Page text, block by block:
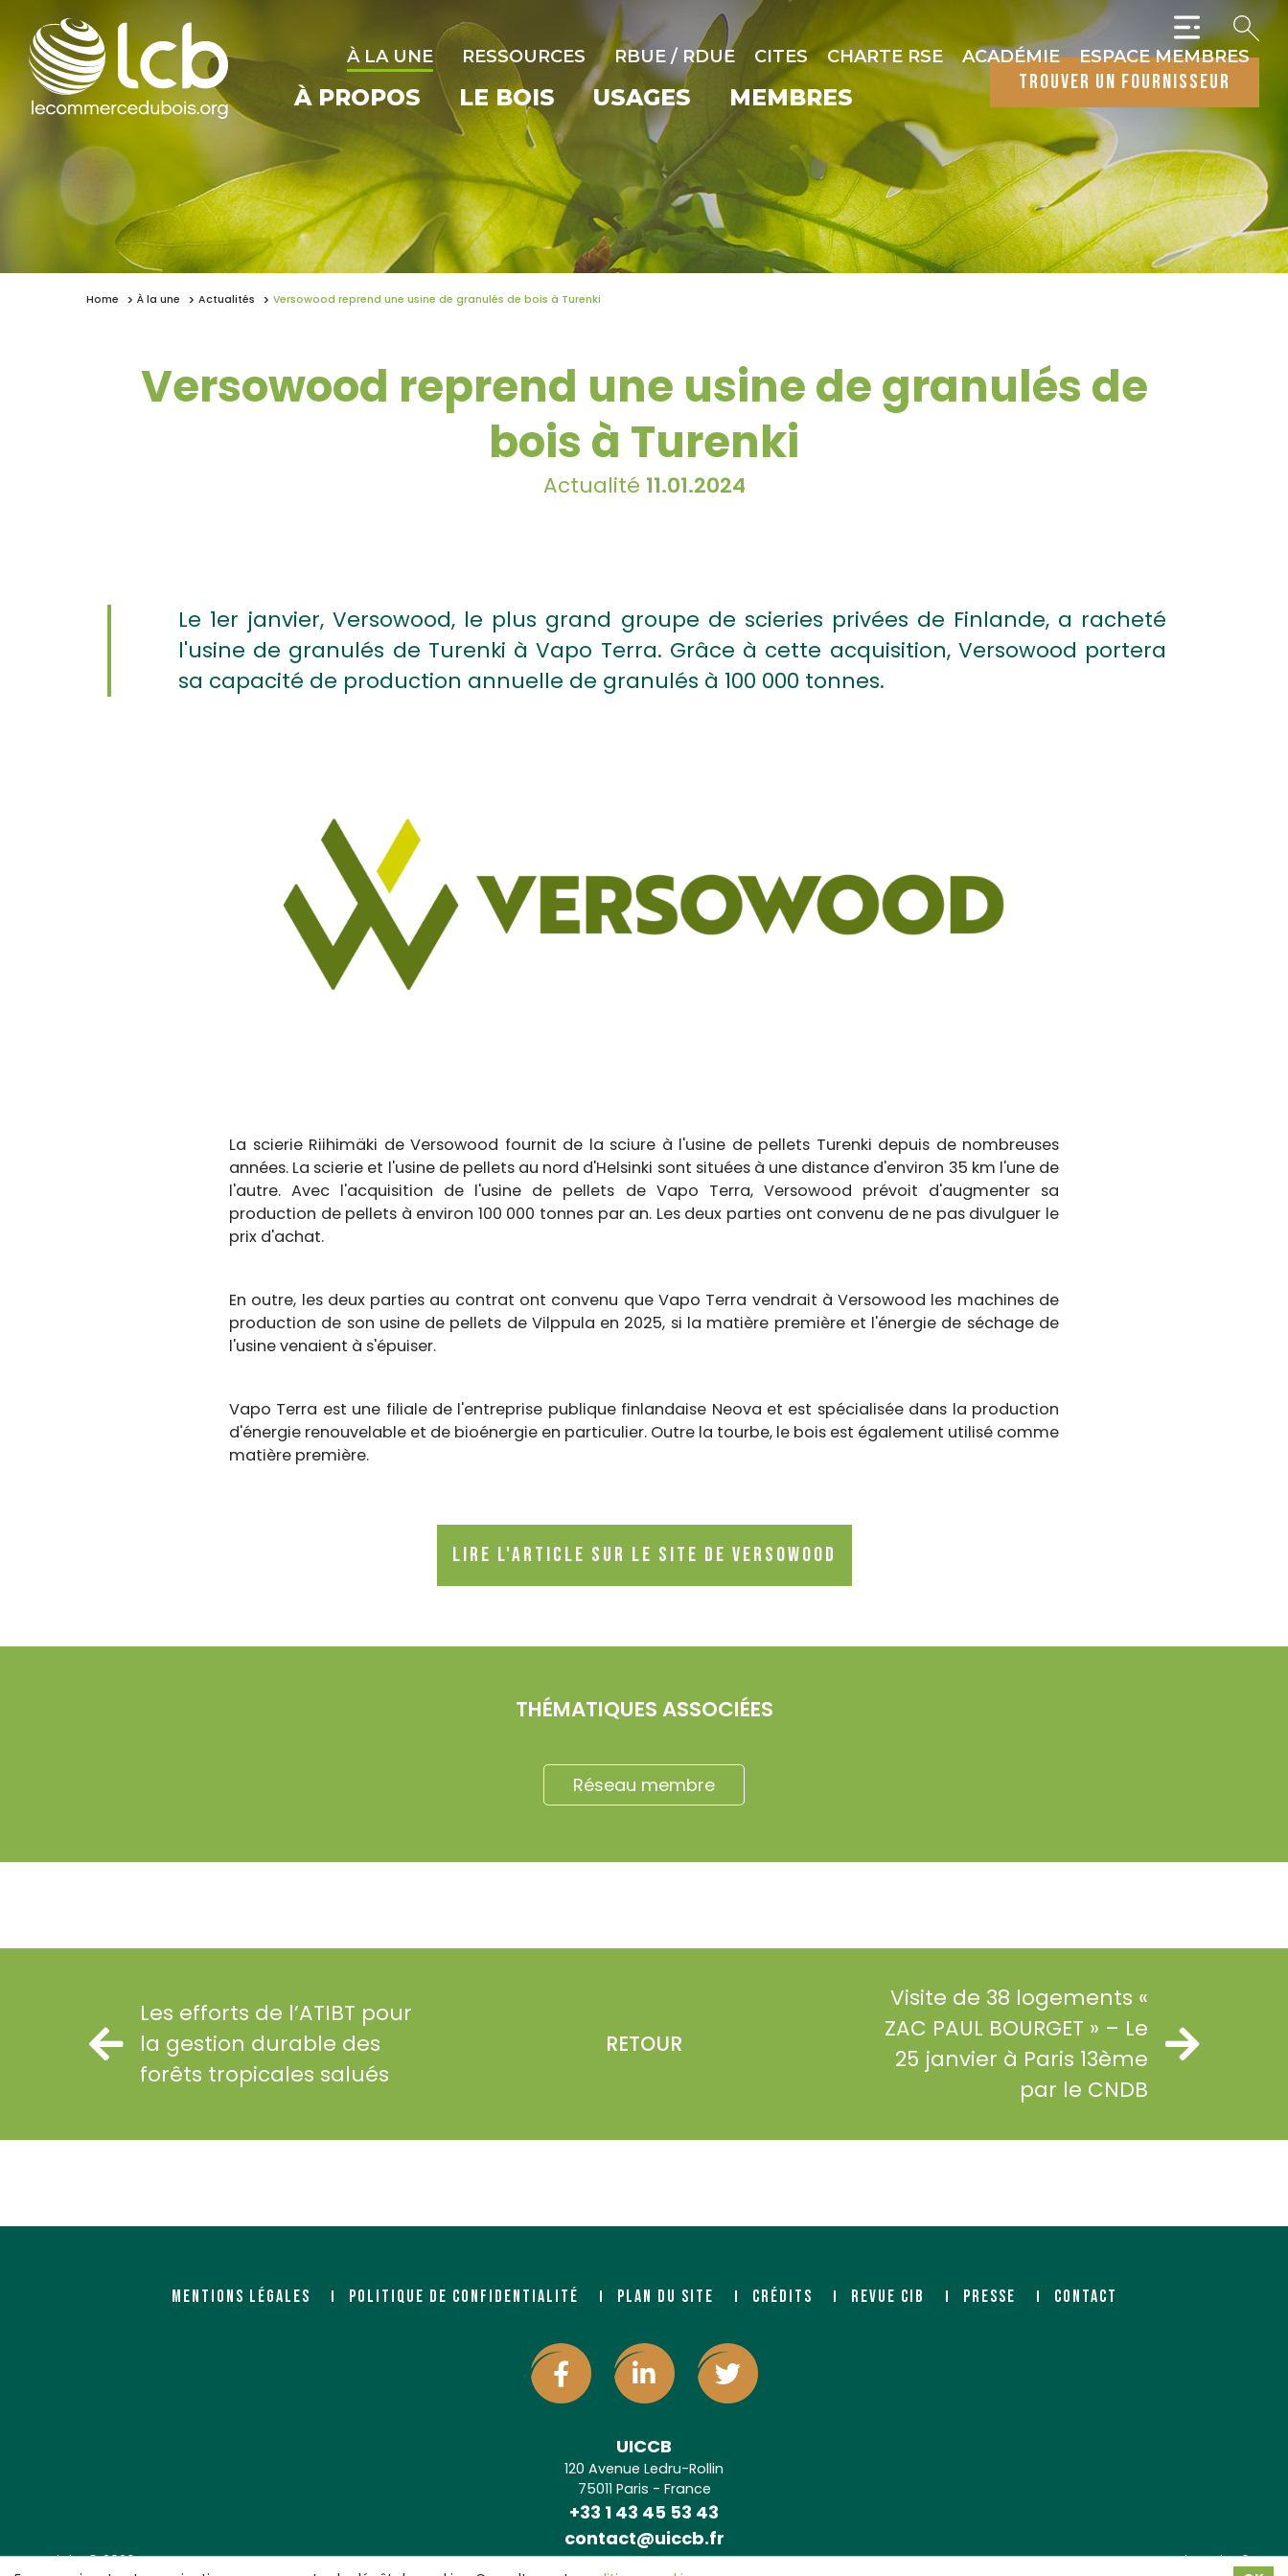
À LA UNE RESSOURCES RBUE / RDUE CITES CHARTE RSE ACADÉMIE ESPACE MEMBRES
À PROPOS LE BOIS USAGES MEMBRES
trouver un fournisseur
Home À la une Actualités Versowood reprend une usine de granulés de bois à Turenki
Versowood reprend une usine de granulés de
bois à Turenki
Actualité 11.01.2024
Le 1er janvier, Versowood, le plus grand groupe de scieries privées de Finlande, a racheté
l'usine de granulés de Turenki à Vapo Terra. Grâce à cette acquisition, Versowood portera
sa capacité de production annuelle de granulés à 100 000 tonnes.
La scierie Riihimäki de Versowood fournit de la sciure à l'usine de pellets Turenki depuis de nombreuses
années. La scierie et l'usine de pellets au nord d'Helsinki sont situées à une distance d'environ 35 km l'une de
l'autre. Avec l'acquisition de l'usine de pellets de Vapo Terra, Versowood prévoit d'augmenter sa
production de pellets à environ 100 000 tonnes par an. Les deux parties ont convenu de ne pas divulguer le
prix d'achat.
En outre, les deux parties au contrat ont convenu que Vapo Terra vendrait à Versowood les machines de
production de son usine de pellets de Vilppula en 2025, si la matière première et l'énergie de séchage de
l'usine venaient à s'épuiser.
Vapo Terra est une filiale de l'entreprise publique finlandaise Neova et est spécialisée dans la production
d'énergie renouvelable et de bioénergie en particulier. Outre la tourbe, le bois est également utilisé comme
matière première.
Lire l'article sur le site de Versowood
THÉMATIQUES ASSOCIÉES
Réseau membre
Les efforts de l’ATIBT pour
la gestion durable des
forêts tropicales salués
RETOUR
Visite de 38 logements «
ZAC PAUL BOURGET » – Le
25 janvier à Paris 13ème
par le CNDB
MENTIONS LÉGALES POLITIQUE DE CONFIDENTIALITÉ PLAN DU SITE CRÉDITS REVUE CIB PRESSE CONTACT
UICCB
120 Avenue Ledru-Rollin
75011 Paris - France
+33 1 43 45 53 43
contact@uiccb.fr
Copyright © 2026 LE COMMERCE DU BOIS Agence web Paris: 6LAB